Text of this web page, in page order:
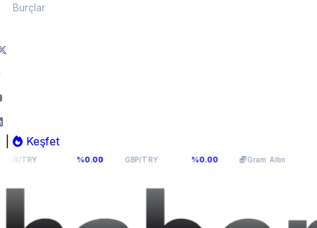
Burçlar
Keşfet
%0.00 GBP/TRY64,131 %0.00 Gram Altın 6.136,91 %1.19